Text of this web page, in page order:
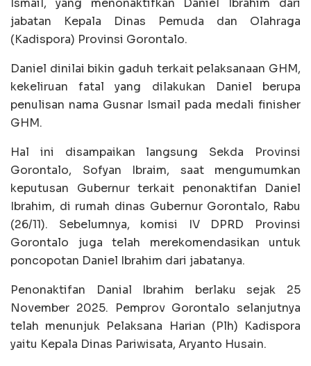
Ismail, yang menonaktifkan Daniel Ibrahim dari
jabatan Kepala Dinas Pemuda dan Olahraga
(Kadispora) Provinsi Gorontalo.
Daniel dinilai bikin gaduh terkait pelaksanaan GHM,
kekeliruan fatal yang dilakukan Daniel berupa
penulisan nama Gusnar Ismail pada medali finisher
GHM.
Hal ini disampaikan langsung Sekda Provinsi
Gorontalo, Sofyan Ibraim, saat mengumumkan
keputusan Gubernur terkait penonaktifan Daniel
Ibrahim, di rumah dinas Gubernur Gorontalo, Rabu
(26/11). Sebelumnya, komisi IV DPRD Provinsi
Gorontalo juga telah merekomendasikan untuk
poncopotan Daniel Ibrahim dari jabatanya.
Penonaktifan Danial Ibrahim berlaku sejak 25
November 2025. Pemprov Gorontalo selanjutnya
telah menunjuk Pelaksana Harian (Plh) Kadispora
yaitu Kepala Dinas Pariwisata, Aryanto Husain.